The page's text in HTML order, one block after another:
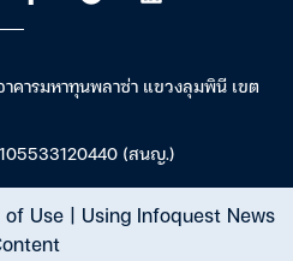
คารมหาทุนพลาซ่า แขวงลุมพินี เขต
(สนญ.)
of Use| Using Infoquest News